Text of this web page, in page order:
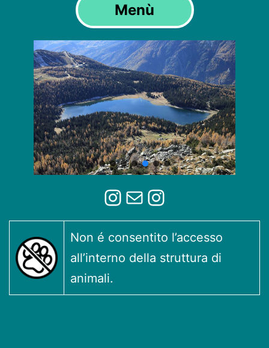
Menù
Instagram
MailInstagram
Non é consentito l’accesso
all’interno della struttura di
animali.